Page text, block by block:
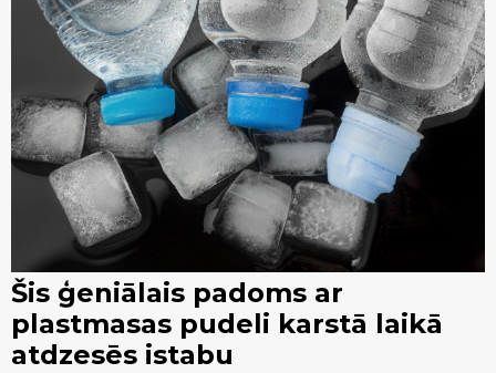
Šis ģeniālais padoms ar
plastmasas pudeli karstā laikā
atdzesēs istabu